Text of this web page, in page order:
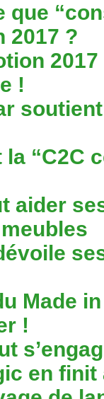
que
2017 ?
!
“C2C
aider
Made
!
en